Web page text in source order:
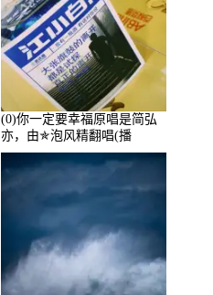
(0)你一定要幸福原唱是简弘
亦，由✯泡风精翻唱(播
放:102381)